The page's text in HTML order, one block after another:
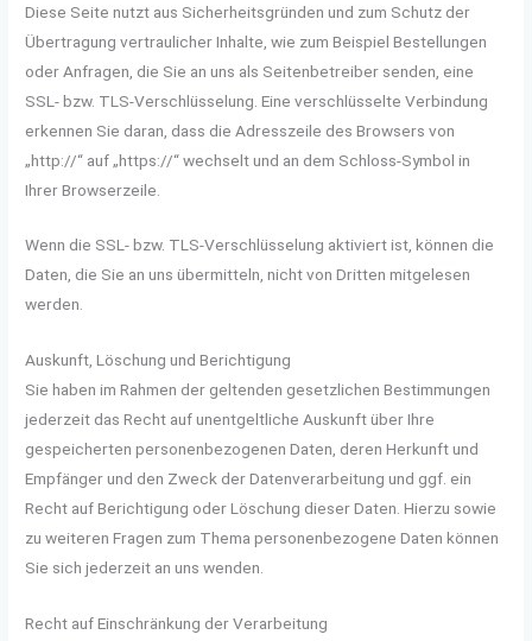
Diese Seite nutzt aus Sicherheitsgründen und zum Schutz der
Übertragung vertraulicher Inhalte, wie zum Beispiel Bestellungen
oder Anfragen, die Sie an uns als Seitenbetreiber senden, eine
SSL- bzw. TLS-Verschlüsselung. Eine verschlüsselte Verbindung
erkennen Sie daran, dass die Adresszeile des Browsers von
„http://“ auf „https://“ wechselt und an dem Schloss-Symbol in
Ihrer Browserzeile.
Wenn die SSL- bzw. TLS-Verschlüsselung aktiviert ist, können die
Daten, die Sie an uns übermitteln, nicht von Dritten mitgelesen
werden.
Auskunft, Löschung und Berichtigung
Sie haben im Rahmen der geltenden gesetzlichen Bestimmungen
jederzeit das Recht auf unentgeltliche Auskunft über Ihre
gespeicherten personenbezogenen Daten, deren Herkunft und
Empfänger und den Zweck der Datenverarbeitung und ggf. ein
Recht auf Berichtigung oder Löschung dieser Daten. Hierzu sowie
zu weiteren Fragen zum Thema personenbezogene Daten können
Sie sich jederzeit an uns wenden.
Recht auf Einschränkung der Verarbeitung